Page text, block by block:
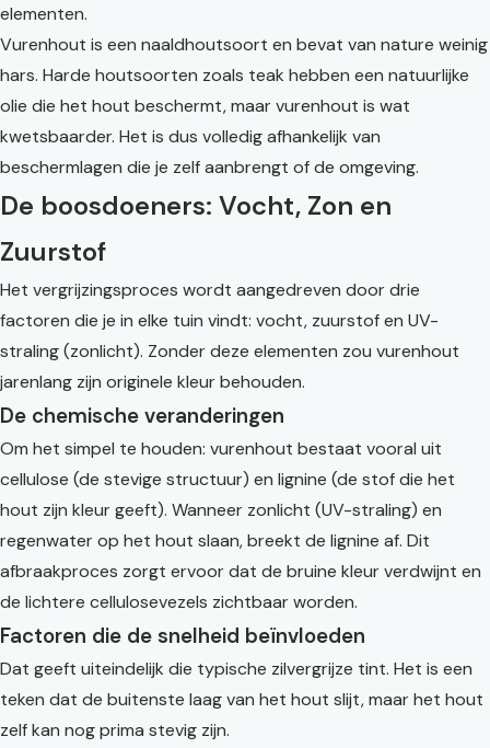
elementen.
Vurenhout is een naaldhoutsoort en bevat van nature weinig
hars. Harde houtsoorten zoals teak hebben een natuurlijke
olie die het hout beschermt, maar vurenhout is wat
kwetsbaarder. Het is dus volledig afhankelijk van
beschermlagen die je zelf aanbrengt of de omgeving.
De boosdoeners: Vocht, Zon en
Zuurstof
Het vergrijzingsproces wordt aangedreven door drie
factoren die je in elke tuin vindt: vocht, zuurstof en UV-
straling (zonlicht). Zonder deze elementen zou vurenhout
jarenlang zijn originele kleur behouden.
De chemische veranderingen
Om het simpel te houden: vurenhout bestaat vooral uit
cellulose (de stevige structuur) en lignine (de stof die het
hout zijn kleur geeft). Wanneer zonlicht (UV-straling) en
regenwater op het hout slaan, breekt de lignine af. Dit
afbraakproces zorgt ervoor dat de bruine kleur verdwijnt en
de lichtere cellulosevezels zichtbaar worden.
Factoren die de snelheid beïnvloeden
Dat geeft uiteindelijk die typische zilvergrijze tint. Het is een
teken dat de buitenste laag van het hout slijt, maar het hout
zelf kan nog prima stevig zijn.